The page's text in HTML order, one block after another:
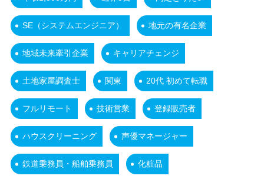
SE（システムエンジニア） 地元の有名企業
地域未来牽引企業 キャリアチェンジ
土地家屋調査士 関東 20代 初めて転職
フルリモート 技術営業 登録販売者
ハウスクリーニング 声優マネージャー
鉄道乗務員・船舶乗務員 化粧品